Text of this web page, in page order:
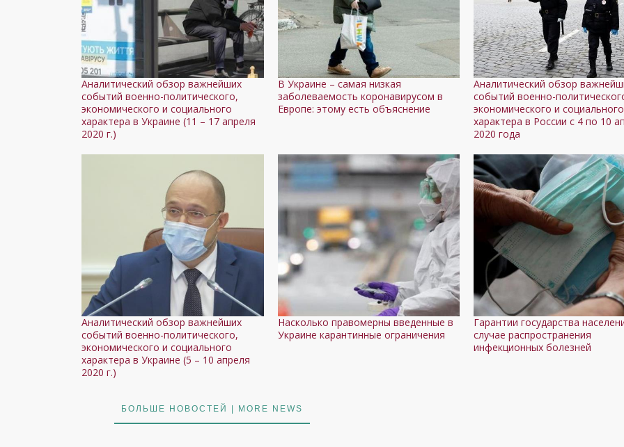
Аналитический обзор важнейших
событий военно-политического,
экономического и социального
характера в Украине (11 – 17 апреля
2020 г.)
В Украине – самая низкая
заболеваемость коронавирусом в
Европе: этому есть объяснение
Аналитический обзор
событий военно-
экономического и социального
характера в России с 4 по 10
2020 года
Аналитический обзор важнейших
событий военно-политического,
экономического и социального
характера в Украине (5 – 10 апреля
2020 г.)
Насколько правомерны введенные в
Украине карантинные ограничения
Гарантии государства
случае распространения
инфекционных болезней
БОЛЬШЕ НОВОСТЕЙ | MORE NEWS